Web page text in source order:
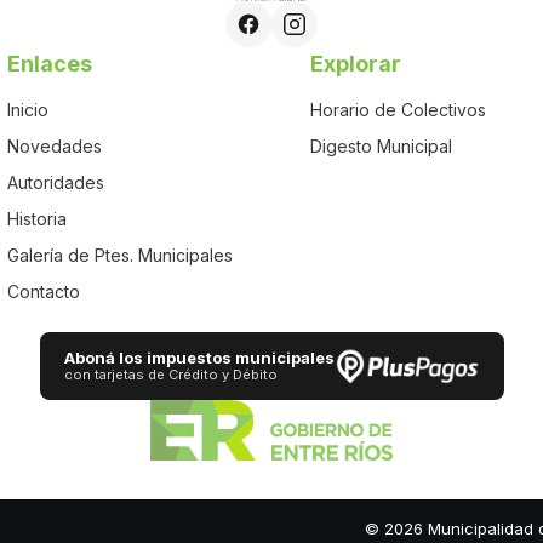
Enlaces
Inicio
Novedades
Autoridades
Historia
Galería de Ptes. Municipales
Contacto
Explorar
Horario de Colectivos
Digesto Municipal
Aboná los impuestos municipales
con tarjetas de Crédito y Débito
© 2026 Municipalidad